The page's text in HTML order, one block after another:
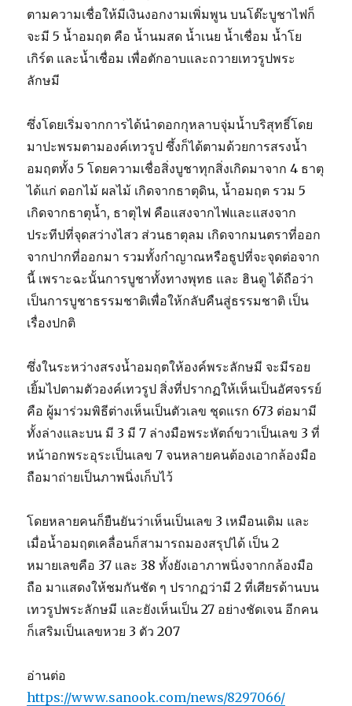
ตามความเชื่อให้มีเงินงอกงามเพิ่มพูน บนโต๊ะบูชาไฟก็
จะมี 5 น้ำอมฤต คือ น้ำนมสด น้ำเนย น้ำเชื่อม น้ำโย
เกิร์ต และน้ำเชื่อม เพื่อตักอาบและถวายเทวรูปพระ
ลักษมี
ซึ่งโดยเริ่มจากการได้นำดอกกุหลาบจุ่มน้ำบริสุทธิ์โดย
มาปะพรมตามองค์เทวรูป ซึ้งก็ได้ตามด้วยการสรงน้ำ
อมฤตทั้ง 5 โดยความเชื่อสิ่งบูชาทุกสิ่งเกิดมาจาก 4 ธาตุ
ได้แก่ ดอกไม้ ผลไม้ เกิดจากธาตุดิน, น้ำอมฤต รวม 5
เกิดจากธาตุน้ำ, ธาตุไฟ คือแสงจากไฟและแสงจาก
ประทีปที่จุดสว่างไสว ส่วนธาตุลม เกิดจากมนตราที่ออก
จากปากที่ออกมา รวมทั้งกำญาณหรือธูปที่จะจุดต่อจาก
นี้ เพราะฉะนั้นการบูชาทั้งทางพุทธ และ ฮินดู ได้ถือว่า
เป็นการบูชาธรรมชาติเพื่อให้กลับคืนสู่ธรรมชาติ เป็น
เรื่องปกติ
ซึ่งในระหว่างสรงน้ำอมฤตให้องค์พระลักษมี จะมีรอย
เยิ้มไปตามตัวองค์เทวรูป สิ่งที่ปรากฏให้เห็นเป็นอัศจรรย์
คือ ผู้มาร่วมพิธีต่างเห็นเป็นตัวเลข ชุดแรก 673 ต่อมามี
ทั้งล่างและบน มี 3 มี 7 ล่างมือพระหัตถ์ขวาเป็นเลข 3 ที่
หน้าอกพระอุระเป็นเลข 7 จนหลายคนต้องเอากล้องมือ
ถือมาถ่ายเป็นภาพนิ่งเก็บไว้
โดยหลายคนก็ยืนยันว่าเห็นเป็นเลข 3 เหมือนเดิม และ
เมื่อน้ำอมฤตเคลื่อนก็สามารถมองสรุปได้ เป็น 2
หมายเลขคือ 37 และ 38 ทั้งยังเอาภาพนิ่งจากกล้องมือ
ถือ มาแสดงให้ชมกันชัด ๆ ปรากฏว่ามี 2 ที่เศียรด้านบน
เทวรูปพระลักษมี และยังเห็นเป็น 27 อย่างชัดเจน อีกคน
ก็เสริมเป็นเลขหวย 3 ตัว 207
อ่านต่อ
https://www.sanook.com/news/8297066/